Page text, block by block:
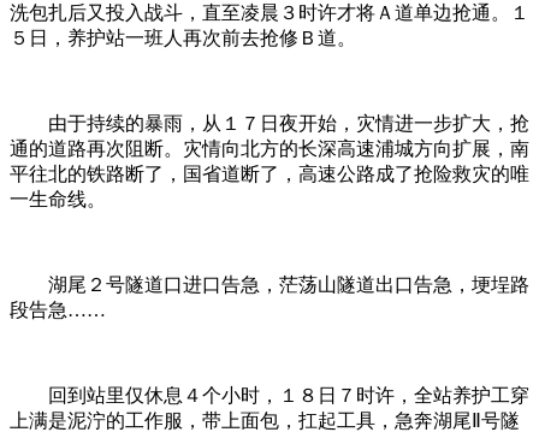
洗包扎后又投入战斗，直至凌晨３时许才将Ａ道单边抢通。１
５日，养护站一班人再次前去抢修Ｂ道。
由于持续的暴雨，从１７日夜开始，灾情进一步扩大，抢
通的道路再次阻断。灾情向北方的长深高速浦城方向扩展，南
平往北的铁路断了，国省道断了，高速公路成了抢险救灾的唯
一生命线。
湖尾２号隧道口进口告急，茫荡山隧道出口告急，埂埕路
段告急……
回到站里仅休息４个小时，１８日７时许，全站养护工穿
上满是泥泞的工作服，带上面包，扛起工具，急奔湖尾Ⅱ号隧